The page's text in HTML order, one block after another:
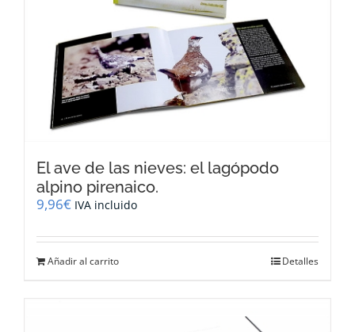
El ave de las nieves: el lagópodo
alpino pirenaico.
9,96€ IVA incluido
Añadir al carrito Detalles